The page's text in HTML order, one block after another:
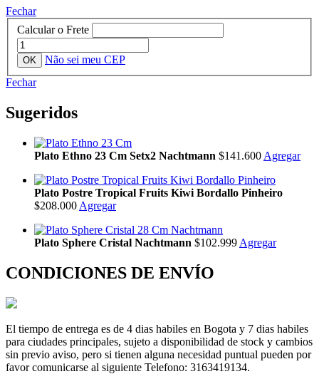
Fechar
Calcular o Frete
Não sei meu CEP
Fechar
Sugeridos
Plato Ethno 23 Cm Setx2 Nachtmann $141.600 Agregar
Plato Postre Tropical Fruits Kiwi Bordallo Pinheiro
$208.000 Agregar
Plato Sphere Cristal Nachtmann $102.999 Agregar
CONDICIONES DE ENVÍO
El tiempo de entrega es de 4 dias habiles en Bogota y 7 dias habiles
para ciudades principales, sujeto a disponibilidad de stock y cambios
sin previo aviso, pero si tienen alguna necesidad puntual pueden por
favor comunicarse al siguiente Telefono: 3163419134.